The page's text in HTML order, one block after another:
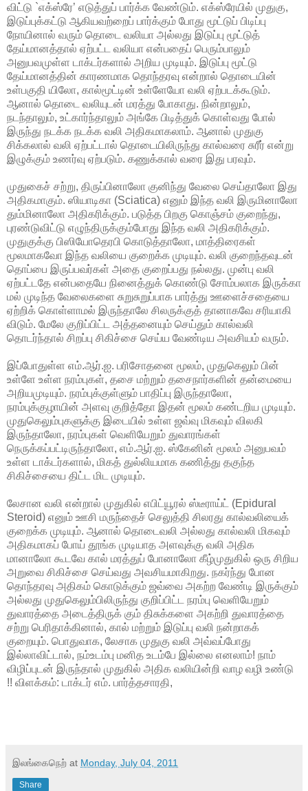
விட்டு `எக்ஸ்ரே’ எடுத்துப் பார்க்க வேண்டும். எக்ஸ்ரேயில் முதுகு,
இடுப்புக்கட்டு ஆகியவற்றைப் பார்க்கும் போது மூட்டுப் பிடிப்பு
நோயினால் வரும் தொடை வலியா அல்லது இடுப்பு மூட்டுத்
தேய்மானத்தால் ஏற்பட்ட வலியா என்பதைப் பெரும்பாலும்
அனுபவமுள்ள டாக்டர்களால் அறிய முடியும். இடுப்பு மூட்டு
தேய்மானத்தின் காரணமாக தொந்தரவு என்றால் தொடையின்
உள்பகுதி யிலோ, கால்மூட்டின் உள்ளேயோ வலி ஏற்படக்கூடும்.
ஆனால் தொடை வலியுடன் மரத்து போகாது. நின்றாலும்,
நடந்தாலும், உட்கார்ந்தாலும் அங்கே பிடித்துக் கொள்வது போல்
இருந்து நடக்க நடக்க வலி அதிகமாகலாம். ஆனால் முதுகு
சிக்கலால் வலி ஏற்பட்டால் தொடையிலிருந்து கால்வரை சுரீர் என்று
இழுக்கும் உணர்வு ஏற்படும். கணுக்கால் வரை இது பரவும்.
முதுகைச் சற்று, திருப்பினாலோ குனிந்து வேலை செய்தாலோ இது
அதிகமாகும். ஸியாடிகா (Sciatica) எனும் இந்த வலி இருமினாலோ
தும்மினாலோ அதிகரிக்கும். படுத்த பிறகு கொஞ்சம் குறைந்து,
புரண்டுவிட்டு எழுந்திருக்கும்போது இந்த வலி அதிகரிக்கும்.
முதுகுக்கு பிஸியோதெரபி கொடுத்தாலோ, மாத்திரைகள்
மூலமாகவோ இந்த வலியை குறைக்க முடியும். வலி குறைந்தவுடன்
தொப்பை இருப்பவர்கள் அதை குறைப்பது நல்லது. முன்பு வலி
ஏற்பட்டதே என்பதையே நினைத்துக் கொண்டு சோம்பலாக இருக்கா
மல் முடிந்த வேலைகளை சுறுசுறுப்பாக பார்த்து ஊளைச்சதையை
ஏற்றிக் கொள்ளாமல் இருந்தாலே சிலருக்குத் தானாகவே சரியாகி
விடும். மேலே குறிப்பிட்ட அத்தனையும் செய்தும் கால்வலி
தொடர்ந்தால் சிறப்பு சிகிச்சை செய்ய வேண்டிய அவசியம் வரும்.
இப்போதுள்ள எம்.ஆர்.ஐ. பரிசோதனை மூலம், முதுகெலும் பின்
உள்ளே உள்ள நரம்புகள், தசை மற்றும் தசைநார்களின் தன்மையை
அறியமுடியும். நரம்புக்குள்ளும் பாதிப்பு இருந்தாலோ,
நரம்புக்குழாயின் அளவு குறித்தோ இதன் மூலம் கண்டறிய முடியும்.
முதுகெலும்புகளுக்கு இடையில் உள்ள ஜவ்வு மிகவும் விலகி
இருந்தாலோ, நரம்புகள் வெளியேறும் துவாரங்கள்
நெருக்கப்பட்டிருந்தாலோ, எம்.ஆர்.ஐ. ஸ்கேனின் மூலம் அனுபவம்
உள்ள டாக்டர்களால், மிகத் துல்லியமாக கணித்து தகுந்த
சிகிச்சையை திட்ட மிட முடியும்.
லேசான வலி என்றால் முதுகில் எபிட்யூரல் ஸ்டீராய்ட் (Epidural
Steroid) எனும் ஊசி மருந்தைச் செலுத்தி சிலரது கால்வலியைக்
குறைக்க முடியும். ஆனால் தொடைவலி அல்லது கால்வலி மிகவும்
அதிகமாகப் போய் தூங்க முடியாத அளவுக்கு வலி அதிக
மானாலோ கூடவே கால் மரத்துப் போனாலோ கீழ்முதுகில் ஒரு சிறிய
அறுவை சிகிச்சை செய்வது அவசியமாகிறது. நகர்ந்து போன
தொந்தரவு அதிகம் கொடுக்கும் ஜவ்வை அகற்ற வேண்டி இருக்கும்
அல்லது முதுகெலும்பிலிருந்து குறிப்பிட்ட நரம்பு வெளியேறும்
துவாரத்தை அடைத்திருக் கும் திசுக்களை அகற்றி துவாரத்தை
சற்று பெரிதாக்கினால், கால் மற்றும் இடுப்பு வலி நன்றாகக்
குறையும். பொதுவாக, லேசாக முதுகு வலி அவ்வப்போது
இல்லாவிட்டால், நம்உடம்பு மனித உடம்பே இல்லை எனலாம்! நாம்
விழிப்புடன் இருந்தால் முதுகில் அதிக வலியின்றி வாழ வழி உண்டு
!! விளக்கம்: டாக்டர் எம். பார்த்தசாரதி,
இலங்கைநெற் at Monday, July 04, 2011
Share